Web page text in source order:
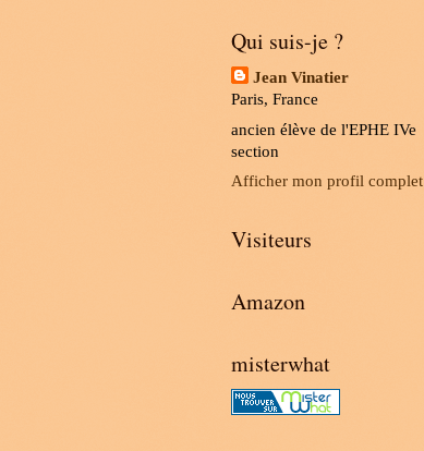
Qui suis-je ?
Jean Vinatier
Paris, France
ancien élève de l'EPHE IVe
section
Afficher mon profil complet
Visiteurs
Amazon
misterwhat